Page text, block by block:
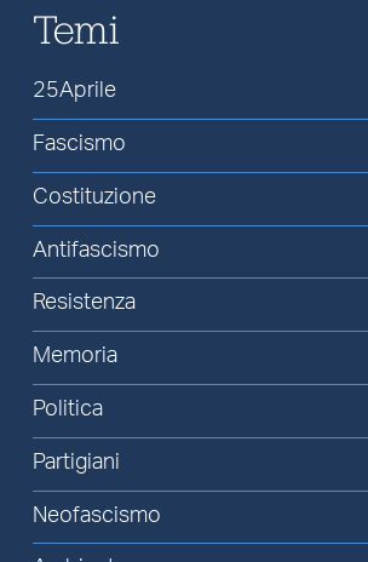
Temi
25Aprile
Fascismo
Costituzione
Antifascismo
Resistenza
Memoria
Politica
Partigiani
Neofascismo